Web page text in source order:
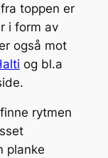
toppen er
i form av
også mot
og bl.a
rytmen
planke